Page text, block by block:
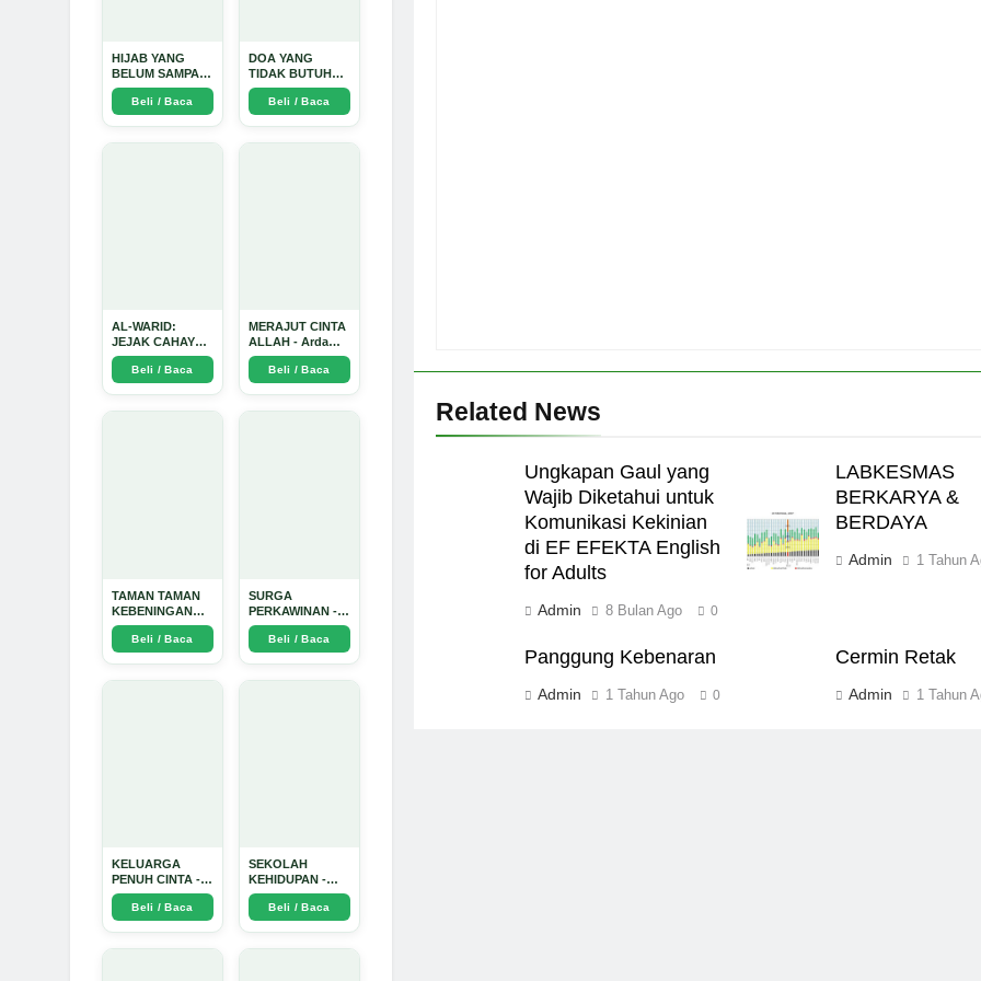
HIJAB YANG
BELUM SAMPAI
KE HATI: Ketika
Cinta Seorang
Ustadz Menjadi
Beli / Baca
DOA YANG
TIDAK BUTUH
SINYAL: Kisah
Tiga Jiwa yang
Tersesat di Era AI
Beli / Baca
AL-WARID:
JEJAK CAHAYA
DI ANTARA DUA
ZAMAN - Arda
Dinata
Beli / Baca
MERAJUT CINTA
ALLAH - Arda
Dinata
Beli / Baca
TAMAN TAMAN
KEBENINGAN
HATI - Arda
DinataBeli / Baca
SURGA
PERKAWINAN -
Arda Dinata
Beli / Baca
KELUARGA
PENUH CINTA -
Arda Dinata
Beli / Baca
SEKOLAH
KEHIDUPAN -
Arda Dinata
Beli / Baca
Related News
Ungkapan Gaul yang
Wajib Diketahui untuk
Komunikasi Kekinian
di EF EFEKTA English
for Adults
Admin 8 Bulan Ago 0
LABKESMAS
BERKARYA &
BERDAYA
Admin 1 Tahun
Panggung Kebenaran
Admin 1 Tahun Ago 0
Cermin Retak
Admin 1 Tahun